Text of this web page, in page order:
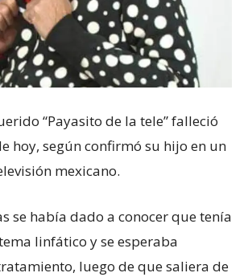
“Payasito de la tele” falleció
hoy, según confirmó su hijo en un
mexicano.
se había dado a conocer que tenía
linfático y se esperaba
luego de que saliera de